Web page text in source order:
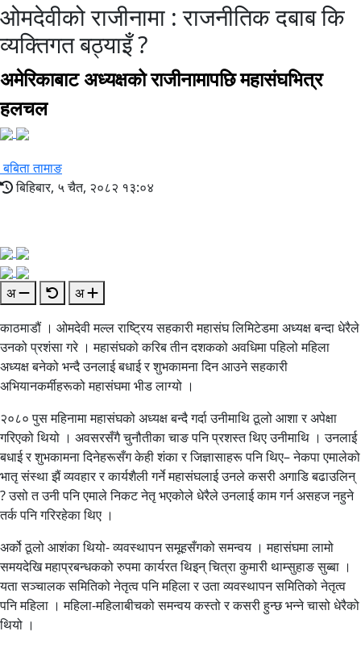
ओमदेवीको राजीनामा : राजनीतिक दबाब कि
व्यक्तिगत बठ्याइँ ?
अमेरिकाबाट अध्यक्षको राजीनामापछि महासंघभित्र
हलचल
बबिता तामाङ
बिहिबार, ५ चैत, २०८२ १३:०४
अ
अ
काठमाडौं । ओमदेवी मल्ल राष्ट्रिय सहकारी महासंघ लिमिटेडमा अध्यक्ष बन्दा धेरैले
उनको प्रशंसा गरे । महासंघको करिब तीन दशकको अवधिमा पहिलो महिला
अध्यक्ष बनेको भन्दै उनलाई बधाई र शुभकामना दिन आउने सहकारी
अभियानकर्मीहरूको महासंघमा भीड लाग्यो ।
२०८० पुस महिनामा महासंघको अध्यक्ष बन्दै गर्दा उनीमाथि ठूलो आशा र अपेक्षा
गरिएको थियो । अवसरसँगै चुनौतीका चाङ पनि प्रशस्त थिए उनीमाथि । उनलाई
बधाई र शुभकामना दिनेहरूसँग केही शंका र जिज्ञासाहरू पनि थिए– नेकपा एमालेको
भातृ संस्था झैं व्यवहार र कार्यशैली गर्ने महासंघलाई उनले कसरी अगाडि बढाउलिन्
? उसो त उनी पनि एमाले निकट नेतृ भएकोले धेरैले उनलाई काम गर्न असहज नहुने
तर्क पनि गरिरहेका थिए ।
अर्को ठूलो आशंका थियो- व्यवस्थापन समूहसँगको समन्वय । महासंघमा लामो
समयदेखि महाप्रबन्धकको रुपमा कार्यरत थिइन् चित्रा कुमारी थाम्सुहाङ सुब्बा ।
यता सञ्चालक समितिको नेतृत्व पनि महिला र उता व्यवस्थापन समितिको नेतृत्व
पनि महिला । महिला-महिलाबीचको समन्वय कस्तो र कसरी हुन्छ भन्ने चासो धेरैको
थियो ।